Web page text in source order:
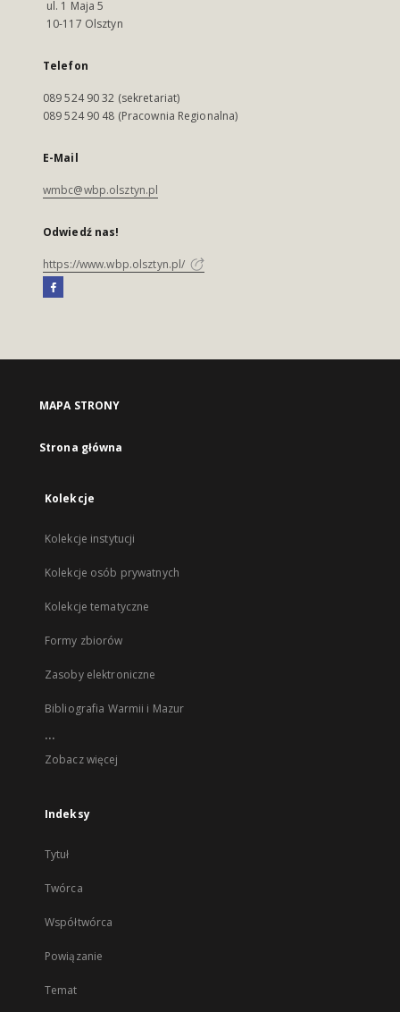
ul. 1 Maja 5
10-117 Olsztyn
Telefon
089 524 90 32 (sekretariat)
089 524 90 48 (Pracownia Regionalna)
E-Mail
wmbc@wbp.olsztyn.pl
Odwiedź nas!
https://www.wbp.olsztyn.pl/
MAPA STRONY
Strona główna
Kolekcje
Kolekcje instytucji
Kolekcje osób prywatnych
Kolekcje tematyczne
Formy zbiorów
Zasoby elektroniczne
Bibliografia Warmii i Mazur
...
Zobacz więcej
Indeksy
Tytuł
Twórca
Współtwórca
Powiązanie
Temat